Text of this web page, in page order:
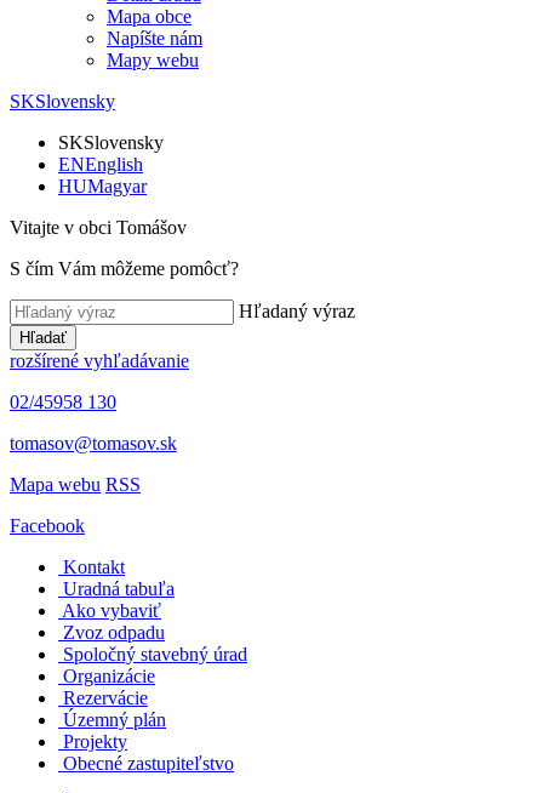
Mapa obce
Napíšte nám
Mapy webu
SKSlovensky
SKSlovensky
ENEnglish
HUMagyar
Vitajte v obci Tomášov
S čím Vám môžeme pomôcť?
Hľadaný výraz
Hľadať
rozšírené vyhľadávanie
02/45958 130
tomasov@tomasov.sk
Mapa webu RSS
Facebook
Kontakt
Uradná tabuľa
Ako vybaviť
Zvoz odpadu
Spoločný stavebný úrad
Organizácie
Rezervácie
Územný plán
Projekty
Obecné zastupiteľstvo